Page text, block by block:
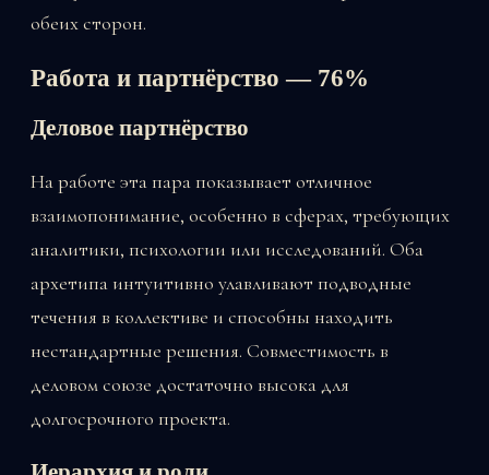
обеих сторон.
Работа и партнёрство — 76%
Деловое партнёрство
На работе эта пара показывает отличное
взаимопонимание, особенно в сферах, требующих
аналитики, психологии или исследований. Оба
архетипа интуитивно улавливают подводные
течения в коллективе и способны находить
нестандартные решения. Совместимость в
деловом союзе достаточно высока для
долгосрочного проекта.